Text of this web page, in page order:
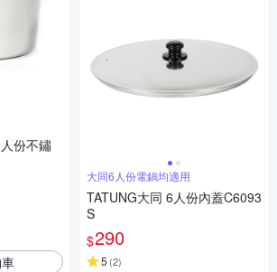
份不鏽
大同6人份電鍋均適用
TATUNG大同 6人份內蓋C6093
S
$290
5 (2)